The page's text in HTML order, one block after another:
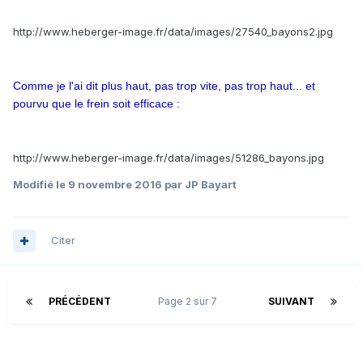
http://www.heberger-image.fr/data/images/27540_bayons2.jpg
Comme je l'ai dit plus haut, pas trop vite, pas trop haut... et
pourvu que le frein soit efficace :
http://www.heberger-image.fr/data/images/51286_bayons.jpg
Modifié le 9 novembre 2016 par JP Bayart
Citer
PRÉCÉDENT SUIVANT
Page 2 sur 7